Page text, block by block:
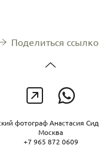
Поделиться
фотограф Анастасия
Москва
+7 965 872 0609